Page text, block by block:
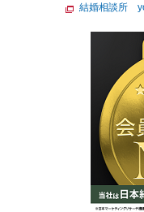
結婚相談所